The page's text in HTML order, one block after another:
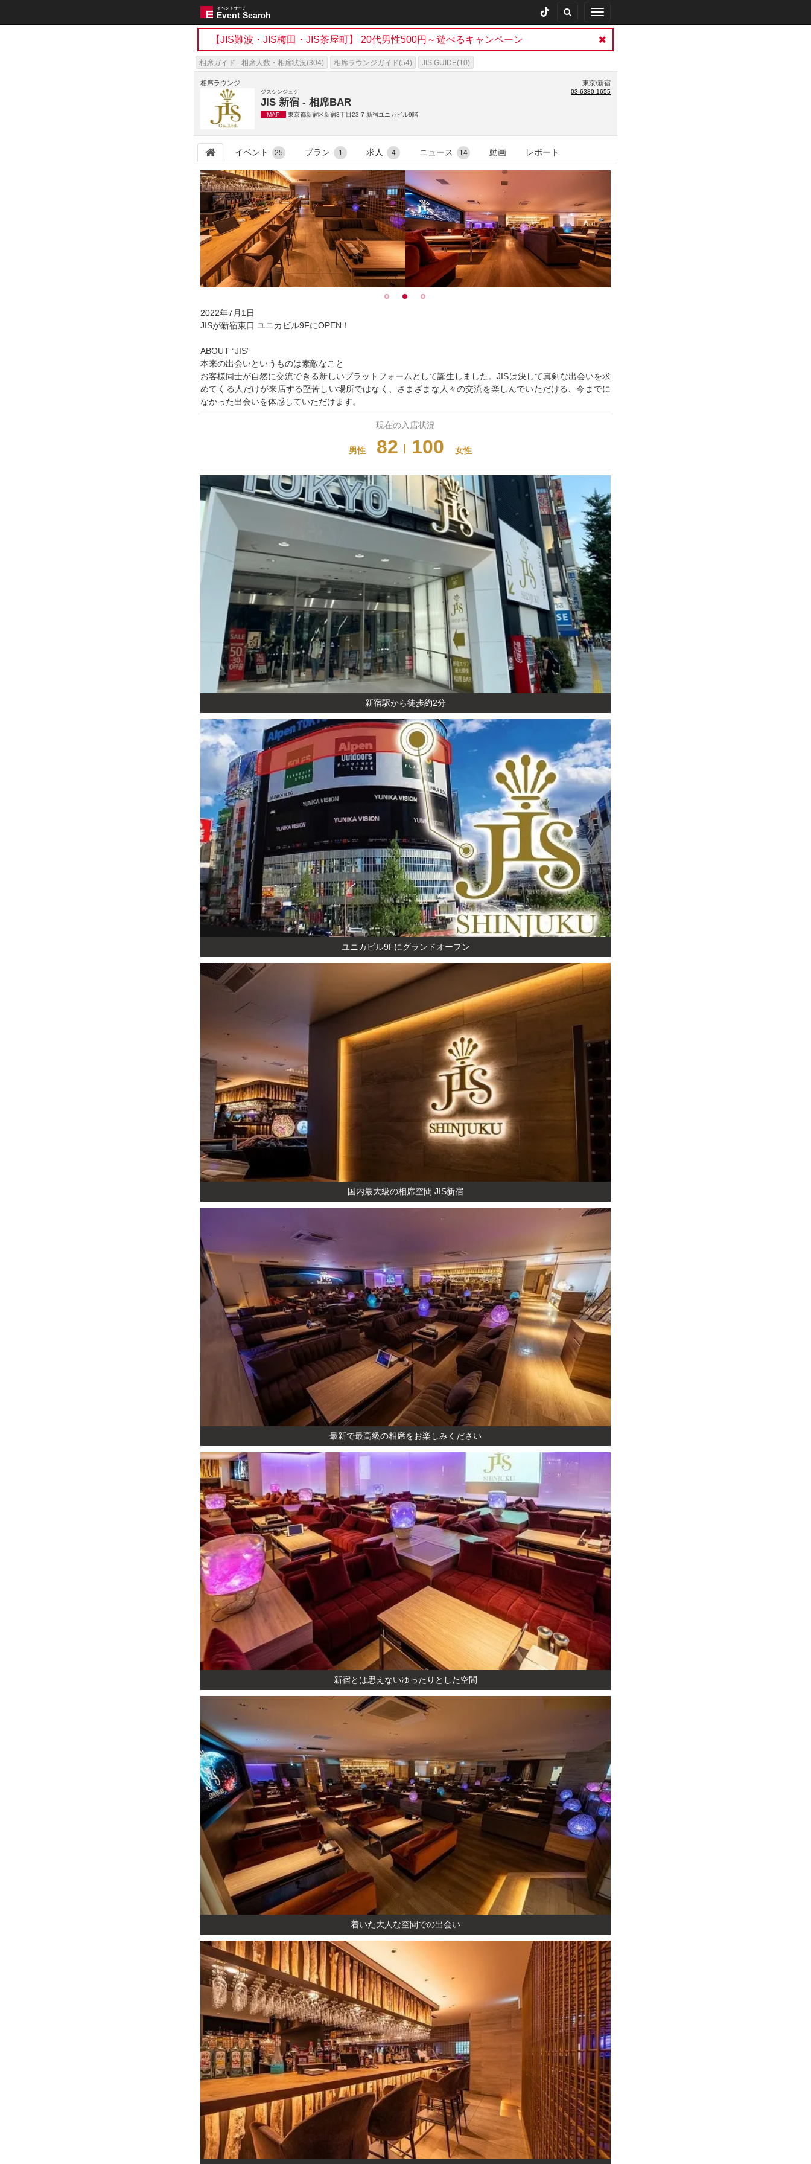
Toggle
navigation
Event Search
イベントサーチ
【JIS難波・JIS梅田・JIS茶屋町】 20代男性500円～遊べるキャンペーン
相席ガイド - 相席人数・相席状況(304) 相席ラウンジガイド(54) JIS GUIDE(10)
相席ラウンジ 東京/新宿
03-6380-1655
ジスシンジュク
JIS 新宿 - 相席BAR
MAP 東京都新宿区新宿3丁目23-7 新宿ユニカビル9階
イベント 25 プラン 1 求人 4 ニュース 14 動画 レポート
2022年7月1日
JISが新宿東口 ユニカビル9FにOPEN！
ABOUT “JIS”
本来の出会いというものは素敵なこと
お客様同士が自然に交流できる新しいプラットフォームとして誕生しました。JISは決して真剣な出会いを求
めてくる人だけが来店する堅苦しい場所ではなく、さまざまな人々の交流を楽しんでいただける、今までに
なかった出会いを体感していただけます。
男性 82 女性
100
新宿駅から徒歩約2分
ユニカビル9Fにグランドオープン
国内最大級の相席空間 JIS新宿
最新で最高級の相席をお楽しみください
新宿とは思えないゆったりとした空間
着いた大人な空間での出会い